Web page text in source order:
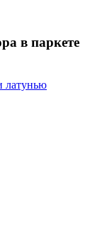
в паркете